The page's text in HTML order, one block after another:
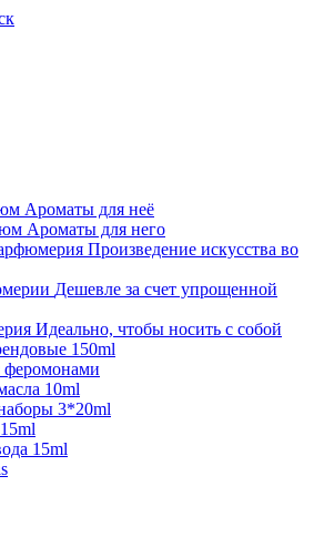
Ароматы для неё
Ароматы для него
Произведение искусства во
Дешевле за счет упрощенной
Идеально, чтобы носить с собой
150ml
10ml
3*20ml
15ml